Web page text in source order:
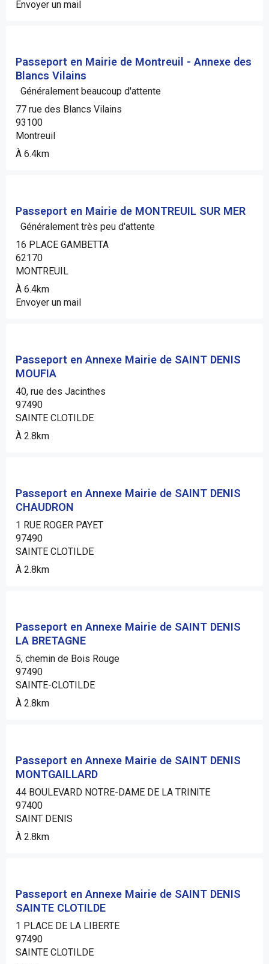
Envoyer un mail
Passeport en Mairie de Montreuil - Annexe des
Blancs Vilains
Généralement beaucoup d'attente
77 rue des Blancs Vilains
93100
Montreuil
À 6.4km
Passeport en Mairie de MONTREUIL SUR MER
Généralement très peu d'attente
16 PLACE GAMBETTA
62170
MONTREUIL
À 6.4km
Envoyer un mail
Passeport en Annexe Mairie de SAINT DENIS
MOUFIA
40, rue des Jacinthes
97490
SAINTE CLOTILDE
À 2.8km
Passeport en Annexe Mairie de SAINT DENIS
CHAUDRON
1 RUE ROGER PAYET
97490
SAINTE CLOTILDE
À 2.8km
Passeport en Annexe Mairie de SAINT DENIS
LA BRETAGNE
5, chemin de Bois Rouge
97490
SAINTE-CLOTILDE
À 2.8km
Passeport en Annexe Mairie de SAINT DENIS
MONTGAILLARD
44 BOULEVARD NOTRE-DAME DE LA TRINITE
97400
SAINT DENIS
À 2.8km
Passeport en Annexe Mairie de SAINT DENIS
SAINTE CLOTILDE
1 PLACE DE LA LIBERTE
97490
SAINTE CLOTILDE